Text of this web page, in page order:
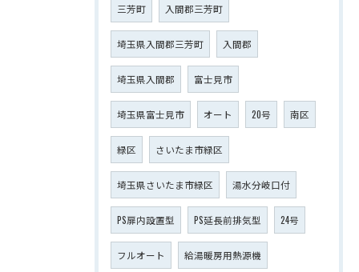
三芳町 入間郡三芳町
埼玉県入間郡三芳町 入間郡
埼玉県入間郡 富士見市
埼玉県富士見市 オート 20号 南区
緑区 さいたま市緑区
埼玉県さいたま市緑区 湯水分岐口付
PS扉内設置型 PS延長前排気型 24号
フルオート 給湯暖房用熱源機